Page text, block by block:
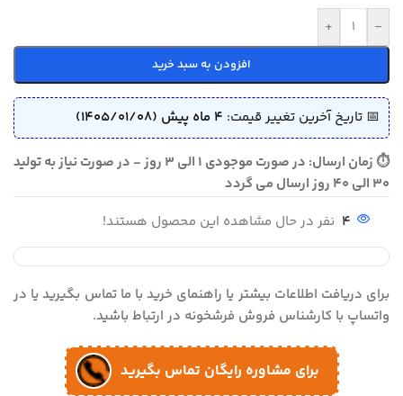
-
+
افزودن به سبد خرید
📅 تاریخ آخرین تغییر قیمت: 4 ماه پیش (1405/01/08)
⏱ زمان ارسال: در صورت موجودی 1 الی 3 روز - در صورت نیاز به تولید
30 الی 40 روز ارسال می گردد
4 نفر در حال مشاهده این محصول هستند!
برای دریافت اطلاعات بیشتر یا راهنمای خرید با ما تماس بگیرید یا در
واتساپ با کارشناس فروش فرشخونه در ارتباط باشید.
برای مشاوره رایگان تماس بگیرید